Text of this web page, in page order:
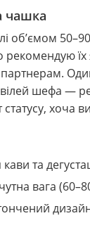
чашка
об’ємом
рекомендую
шефа —
статусу, хоча
та
вага